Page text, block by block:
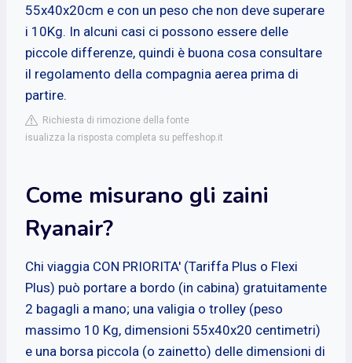
55x40x20cm e con un peso che non deve superare
i 10Kg. In alcuni casi ci possono essere delle
piccole differenze, quindi è buona cosa consultare
il regolamento della compagnia aerea prima di
partire.
Richiesta di rimozione della fonte
isualizza la risposta completa su peffeshop.it
Come misurano gli zaini
Ryanair?
Chi viaggia CON PRIORITA' (Tariffa Plus o Flexi
Plus) può portare a bordo (in cabina) gratuitamente
2 bagagli a mano; una valigia o trolley (peso
massimo 10 Kg, dimensioni 55x40x20 centimetri)
e una borsa piccola (o zainetto) delle dimensioni di